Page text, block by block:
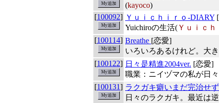
(kayoco)
[100092] Ｙｕｉｃｈｉｒｏ-DIARY
Yuichiroの生活(Ｙｕｉｃｈ
[100114] Breathe [恋愛]
いろいろあるけれど。大
[100122] 日々是精進2004ver. [恋愛]
職業：ニイヅマの私が日
[100131] ラクガキ癖いまだ完治せ
日々のラクガキ。最近は